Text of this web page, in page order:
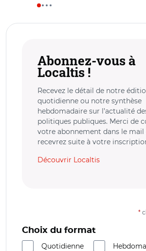
Abonnez-vous à
Localtis !
Recevez le détail de notre
quotidienne ou notre synthèse
hebdomadaire sur l’actualité
politiques publiques. Merci de
votre abonnement dans le mail
recevrez suite à votre
Découvrir Localtis
*
Choix du format
Quotidienne